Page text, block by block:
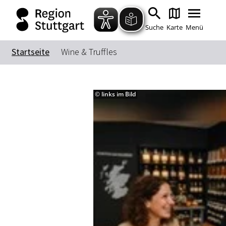
Suche Karte Menü
Startseite Wine & Truffles
© links im Bild